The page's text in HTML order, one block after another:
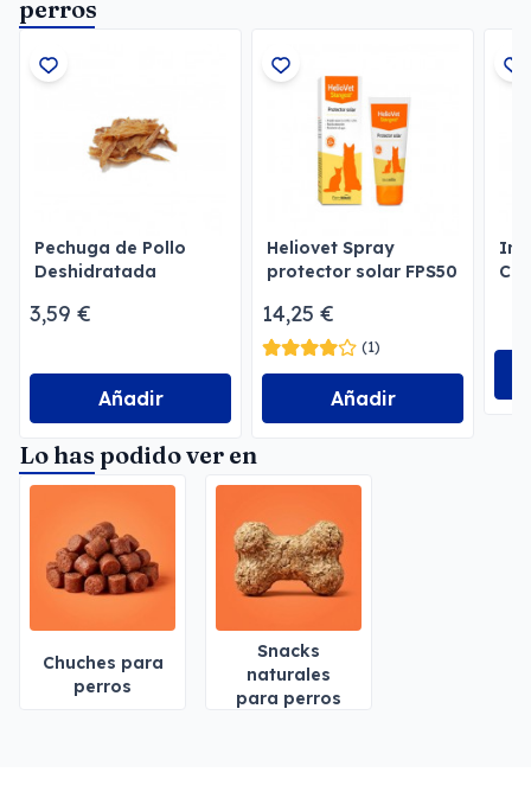
perros
Pechuga de Pollo
Deshidratada
3,59 €
Añadir
Heliovet Spray
protector solar FPS50
14,25 €
(1)
Añadir
Lo has podido ver en
Chuches para
perros
Snacks
naturales
para perros